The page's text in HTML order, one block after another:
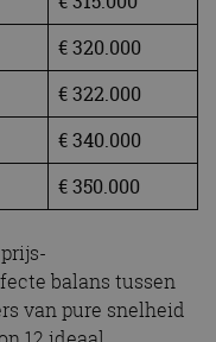
€ 320.000
€ 322.000
€ 340.000
€ 350.000
balans tussen
van pure snelheid